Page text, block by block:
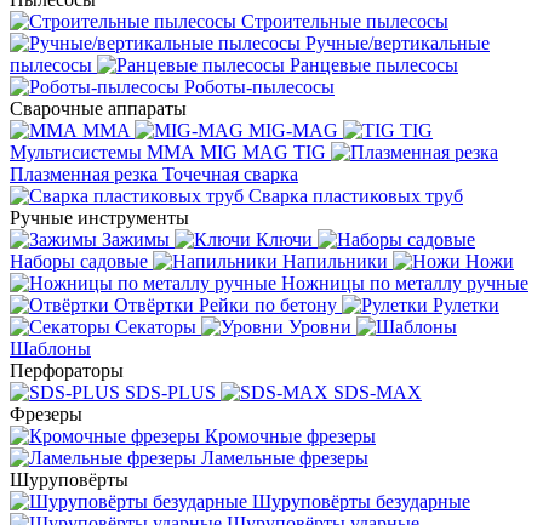
Строительные пылесосы
Ручные/вертикальные
пылесосы
Ранцевые пылесосы
Роботы-пылесосы
Сварочные аппараты
MMA
MIG-MAG
TIG
Мультисистемы ММА MIG MAG TIG
Плазменная резка Точечная сварка
Cварка пластиковых труб
Ручные инструменты
Зажимы
Ключи
Наборы садовые
Напильники
Ножи
Ножницы по металлу ручные
Отвёртки Рейки по бетону
Рулетки
Секаторы
Уровни
Шаблоны
Перфораторы
SDS-PLUS
SDS-MAX
Фрезеры
Кромочные фрезеры
Ламельные фрезеры
Шуруповёрты
Шуруповёрты безударные